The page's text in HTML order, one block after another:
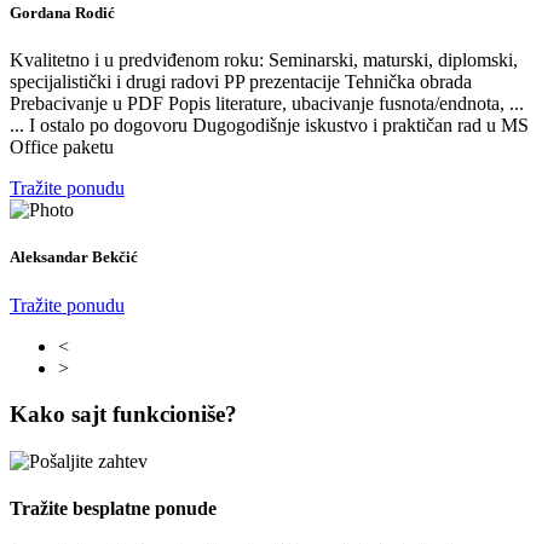
Gordana Rodić
Kvalitetno i u predviđenom roku: Seminarski, maturski, diplomski,
specijalistički i drugi radovi PP prezentacije Tehnička obrada
Prebacivanje u PDF Popis literature, ubacivanje fusnota/endnota, ...
... I ostalo po dogovoru Dugogodišnje iskustvo i praktičan rad u MS
Office paketu
Tražite ponudu
Aleksandar Bekčić
Tražite ponudu
<
>
Kako sajt funkcioniše?
Tražite besplatne ponude